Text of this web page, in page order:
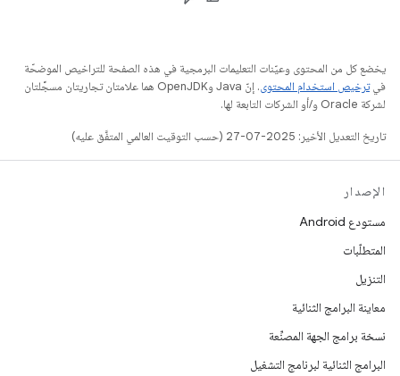
يخضع كل من المحتوى وعيّنات التعليمات البرمجية في هذه الصفحة للتراخيص الموضحّة
فيترخيص استخدام المحتوى
. إنّ Java وOpenJDK هما علامتان تجاريتان مسجَّلتان
لشركة Oracle و/أو الشركات التابعة لها.
تاريخ التعديل الأخير: 2025-07-27 (حسب التوقيت العالمي المتفَّق عليه)
الإصدار
مستودع Android
المتطلّبات
التنزيل
معاينة البرامج الثنائية
نسخة برامج الجهة المصنِّعة
البرامج الثنائية لبرنامج التشغيل